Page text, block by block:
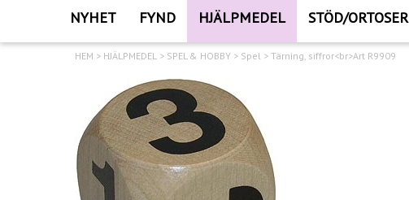
NYHET FYND HJÄLPMEDEL STÖD/ORTOSER
HEM > HJÄLPMEDEL > SPEL & HOBBY > Spel > Tärning, siffror<br>Art R9909